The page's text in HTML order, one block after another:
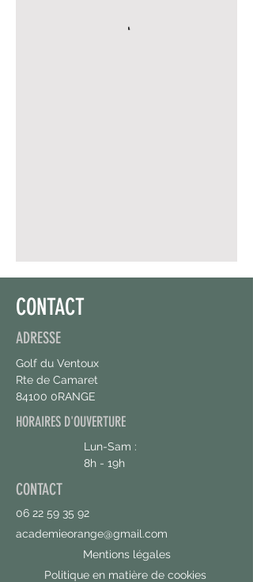
CONTACT
ADRESSE
Golf du Ventoux
Rte de Camaret
84100 0RANGE
HORAIRES D'OUVERTURE
Lun-Sam :
8h - 19h
CONTACT
06 22 59 35 92
academieorange@gmail.com
Mentions légales
Politique en matière de cookies